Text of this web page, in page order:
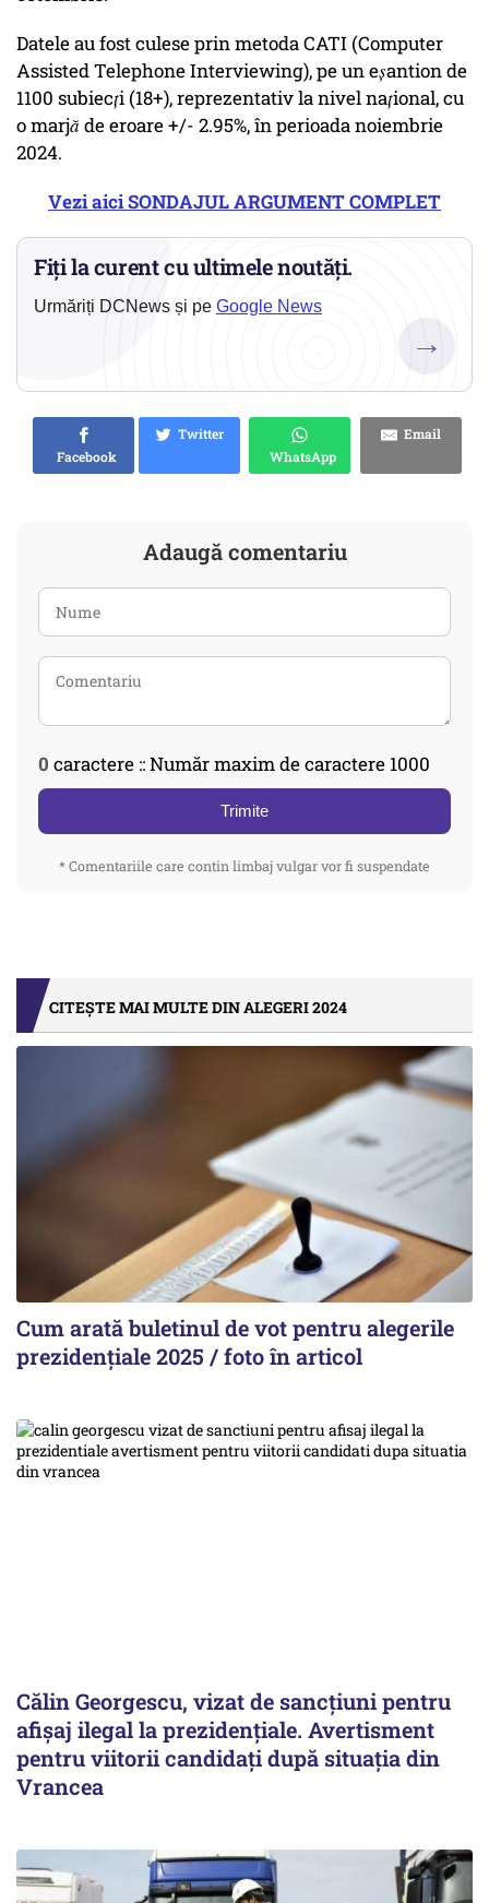
Datele au fost culese prin metoda CATI (Computer
Assisted Telephone Interviewing), pe un eșantion de
1100 subiecți (18+), reprezentativ la nivel național, cu
o marjă de eroare +/- 2.95%, în perioada noiembrie
2024.
Vezi aici SONDAJUL ARGUMENT COMPLET
Fiți la curent cu ultimele noutăți.
Urmăriți DCNews și pe Google News
→
Facebook
Twitter
WhatsApp
Email
Adaugă comentariu
0 caractere :: Număr maxim de caractere 1000
Trimite
* Comentariile care contin limbaj vulgar vor fi suspendate
CITEȘTE MAI MULTE DIN ALEGERI 2024
Cum arată buletinul de vot pentru alegerile
prezidențiale 2025 / foto în articol
Călin Georgescu, vizat de sancțiuni pentru
afișaj ilegal la prezidențiale. Avertisment
pentru viitorii candidați după situația din
Vrancea